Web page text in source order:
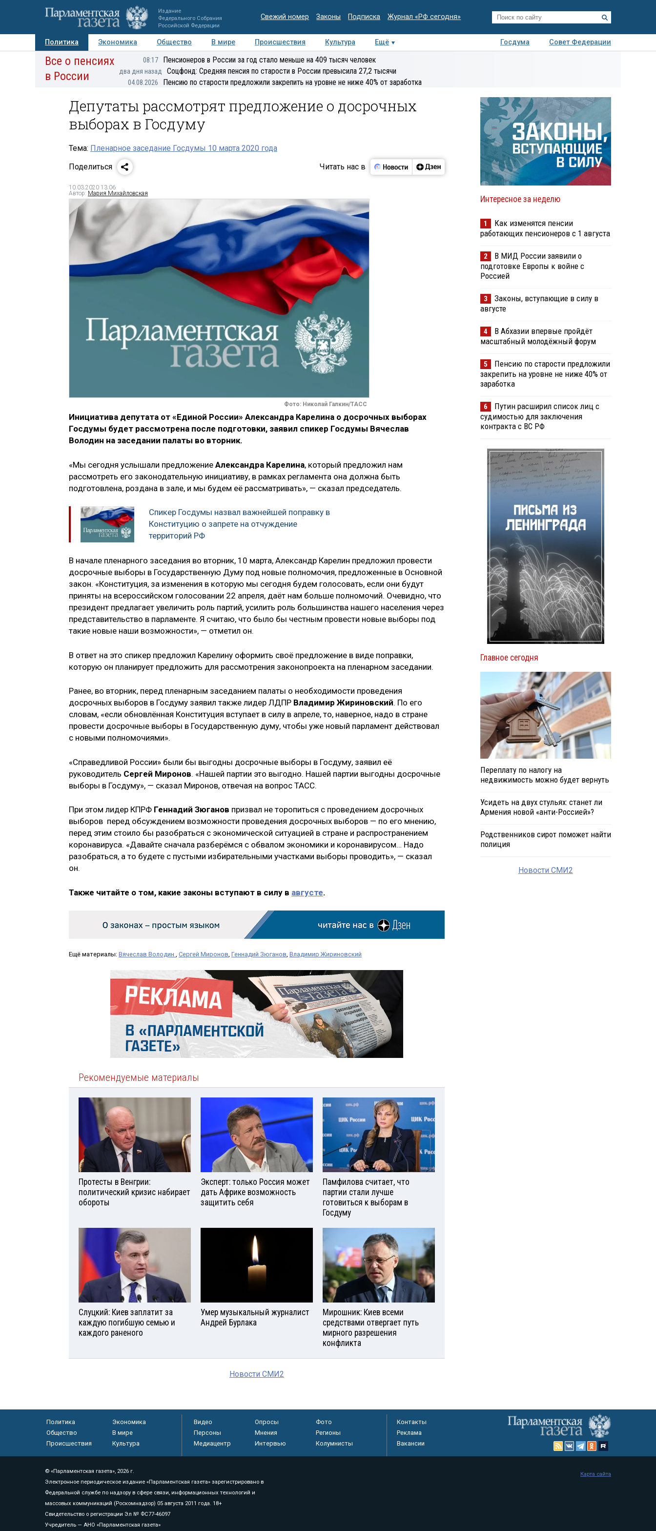
Издание
Федерального Собрания
Российской Федерации
Свежий номер Законы Подписка Журнал «РФ сегодня»
Политика Экономика Общество В мире Происшествия Культура Ещё Госдума
Совет Федерации
Авторы Персоны Мнения Регионы Медиацентр Интервью Колумнисты
Все о пенсиях
в России
08:17 Пенсионеров в России за год стало меньше на 409 тысяч человек
два дня назад Соцфонд: Средняя пенсия по старости в России превысила 27,2 тысячи
04.08.2026 Пенсию по старости предложили закрепить на уровне не ниже 40% от заработка
Депутаты рассмотрят предложение о досрочных
выборах в Госдуму
Тема: Пленарное заседание Госдумы 10 марта 2020 года
Поделиться
Читать нас в
10.03.2020 13:06
Автор: Мария Михайловская
Фото: Николай Галкин/ТАСС
Инициатива депутата от «Единой России» Александра Карелина о досрочных выборах
Госдумы будет рассмотрена после подготовки, заявил спикер Госдумы Вячеслав
Володин на заседании палаты во вторник.
«Мы сегодня услышали предложение Александра Карелина, который предложил нам
рассмотреть его законодательную инициативу, в рамках регламента она должна быть
подготовлена, роздана в зале, и мы будем её рассматривать», — сказал председатель.
Спикер Госдумы назвал важнейшей поправку в
Конституцию о запрете на отчуждение
территорий РФ
В начале пленарного заседания во вторник, 10 марта, Александр Карелин предложил провести
досрочные выборы в Государственную Думу под новые полномочия, предложенные в Основной
закон. «Конституция, за изменения в которую мы сегодня будем голосовать, если они будут
приняты на всероссийском голосовании 22 апреля, даёт нам больше полномочий. Очевидно, что
президент предлагает увеличить роль партий, усилить роль большинства нашего населения через
представительство в парламенте. Я считаю, что было бы честным провести новые выборы под
такие новые наши возможности», — отметил он.
В ответ на это спикер предложил Карелину оформить своё предложение в виде поправки,
которую он планирует предложить для рассмотрения законопроекта на пленарном заседании.
Ранее, во вторник, перед пленарным заседанием палаты о необходимости проведения
досрочных выборов в Госдуму заявил также лидер ЛДПР Владимир Жириновский. По его
словам, «если обновлённая Конституция вступает в силу в апреле, то, наверное, надо в стране
провести досрочные выборы в Государственную думу, чтобы уже новый парламент действовал
с новыми полномочиями».
«Справедливой России» были бы выгодны досрочные выборы в Госдуму, заявил её
руководитель Сергей Миронов. «Нашей партии это выгодно. Нашей партии выгодны досрочные
выборы в Госдуму», — сказал Миронов, отвечая на вопрос ТАСС.
При этом лидер КПРФ Геннадий Зюганов призвал не торопиться с проведением досрочных
выборов перед обсуждением возможности проведения досрочных выборов — по его мнению,
перед этим стоило бы разобраться с экономической ситуацией в стране и распространением
коронавируса. «Давайте сначала разберёмся с обвалом экономики и коронавирусом… Надо
разобраться, а то будете с пустыми избирательными участками выборы проводить», — сказал
он.
Также читайте о том, какие законы вступают в силу в августе.
Ещё материалы: Вячеслав Володин , Сергей Миронов, Геннадий Зюганов, Владимир Жириновский
Рекомендуемые материалы
Протесты в Венгрии:
политический кризис набирает
обороты
Эксперт: только Россия может
дать Африке возможность
защитить себя
Памфилова считает, что
партии стали лучше
готовиться к выборам в
Госдуму
Слуцкий: Киев заплатит за
каждую погибшую семью и
каждого раненого
Умер музыкальный журналист
Андрей Бурлака
Мирошник: Киев всеми
средствами отвергает путь
мирного разрешения
конфликта
Новости СМИ2
Интересное за неделю
1
Как изменятся пенсии
работающих пенсионеров с 1 августа
2
В МИД России заявили о
подготовке Европы к войне с
Россией
3
Законы, вступающие в силу в
августе
4
В Абхазии впервые пройдёт
масштабный молодёжный форум
5
Пенсию по старости предложили
закрепить на уровне не ниже 40% от
заработка
6
Путин расширил список лиц с
судимостью для заключения
контракта с ВС РФ
Главное сегодня
Переплату по налогу на
недвижимость можно будет вернуть
Усидеть на двух стульях: станет ли
Армения новой «анти-Россией»?
Родственников сирот поможет найти
полиция
Новости СМИ2
Политика
Экономика
Общество
В мире
Происшествия
Культура
Видео Опросы
Фото
Персоны
Мнения
Регионы
Медиацентр
Интервью Колумнисты
Контакты
Реклама
Вакансии
© «Парламентская газета», 2026 г.
Электронное периодическое издание «Парламентская газета» зарегистрировано в
Федеральной службе по надзору в сфере связи, информационных технологий и
массовых коммуникаций (Роскомнадзор) 05 августа 2011 года. 18+
Свидетельство о регистрации Эл № ФС77-46097
Учредитель — АНО «Парламентская газета»
Карта сайта